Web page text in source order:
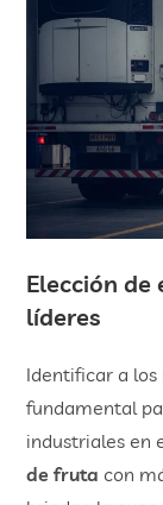
​Elección de
líderes
Identificar a
fundamental
industriales en
de fruta con